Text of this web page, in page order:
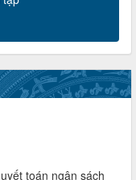
chính công đoàn
toán ngân sách